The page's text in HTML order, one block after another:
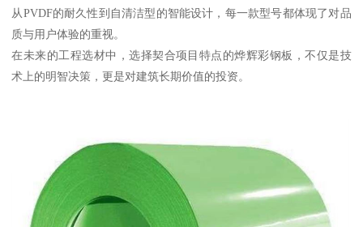
从PVDF的耐久性到自清洁型的智能设计，每一款型号都体现了对品
质与用户体验的重视。
在未来的工程选材中，选择契合项目特点的烨辉彩钢板，不仅是技
术上的明智决策，更是对建筑长期价值的投资。